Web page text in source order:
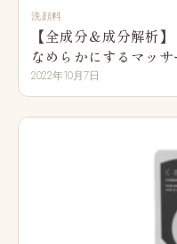
洗顔料
【全成分＆成分解析
なめらかにするマッ
2022年10月7日